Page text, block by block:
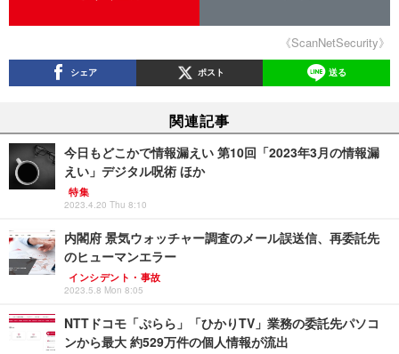
《ScanNetSecurity》
シェア ポスト 送る
関連記事
今日もどこかで情報漏えい 第10回「2023年3月の情報漏
えい」デジタル呪術 ほか
特集
2023.4.20 Thu 8:10
内閣府 景気ウォッチャー調査のメール誤送信、再委託先
のヒューマンエラー
インシデント・事故
2023.5.8 Mon 8:05
NTTドコモ「ぷらら」「ひかりTV」業務の委託先パソコ
ンから最大 約529万件の個人情報が流出